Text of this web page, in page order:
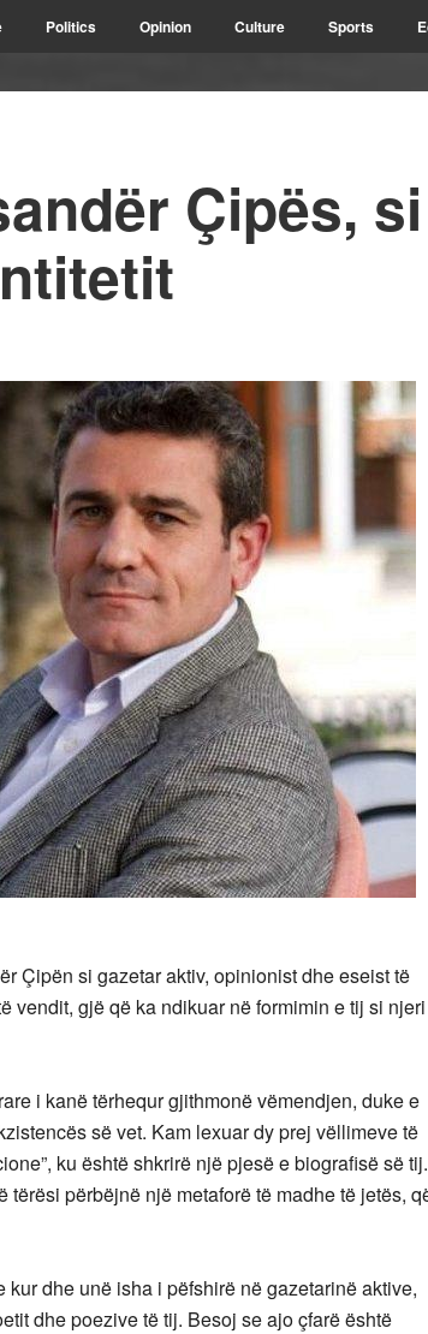
Politics Opinion Culture Sports
Çipës, si
Çipën si gazetar aktiv, opinionist dhe eseist të
vendit, gjë që ka ndikuar në formimin e tij si njeri
i kanë tërhequr gjithmonë vëmendjen, duke e
së vet. Kam lexuar dy prej vëllimeve të
ku është shkrirë një pjesë e biografisë së tij.
përbëjnë një metaforë të madhe të jetës,
dhe unë isha i pëfshirë në gazetarinë aktive,
dhe poezive të tij. Besoj se ajo çfarë është